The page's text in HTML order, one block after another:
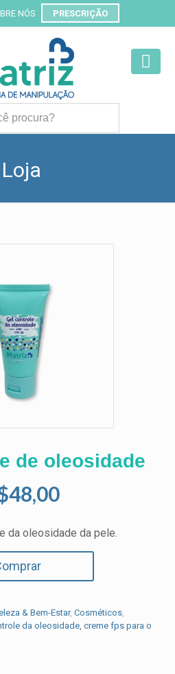
NÓS PRESCRIÇÃO
Loja
de oleosidade
48,00
da oleosidade da pele.
& Bem-Estar, Cosméticos,
da oleosidade, creme fps para o